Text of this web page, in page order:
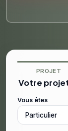
PROJET
Votre
Vous êtes